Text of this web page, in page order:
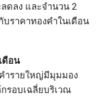
ดลง และจำนวน 2
บราคาทองคำในเดือน
ดือน
ำรายใหญ่มีมุมมอง
รอบเฉลี่ยบริเวณ